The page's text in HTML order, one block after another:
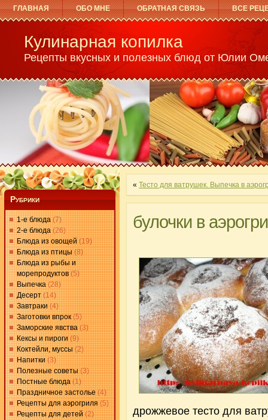
ГЛАВНАЯ ОБО МНЕ ОБРАТНАЯ СВЯЗЬ ВСЕ
Кулинарная копилка
Рецепты вкусных и полезных блюд от Юлии
Рубрики
1-е блюда(7)
2-е блюда(26)
Блюда из овощей(19)
Блюда из птицы(8)
Блюда из рыбы и
морепродуктов(5)
Выпечка(28)
Десерт(14)
Завтраки(4)
Заготовки впрок(5)
Заморские явства(3)
Кексы и пироги(9)
Коктейли, муссы(2)
Напитки(3)
Полезные советы(3)
Постные блюда(1)
Праздничное застолье(4)
Рецепты для аэрогриля(5)
Рецепты для детей(2)
« Тесто для ватрушек. Выпечка в
булочки в
дрожжевое тесто для